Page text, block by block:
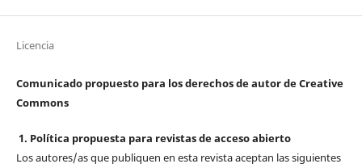
Licencia
Comunicado propuesto para los derechos de autor de Creative
Commons
1. Política propuesta para revistas de acceso abierto
Los autores/as que publiquen en esta revista aceptan las siguientes